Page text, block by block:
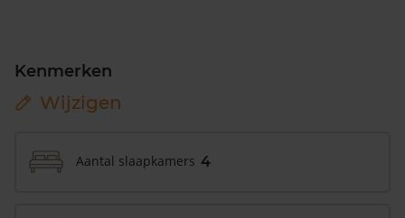
Kenmerken
Wijzigen
Aantal slaapkamers 4